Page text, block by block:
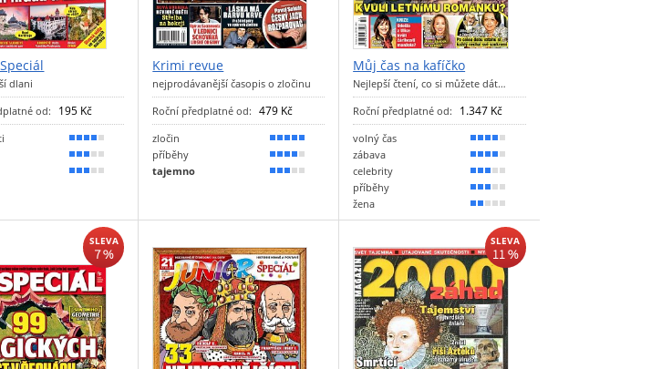
dlani
od: 195 Kč
80 %
60 %
50 %
Krimi revue
nejprodávanější časopis o zločinu
Roční předplatné od: 479 Kč
zločin
90 %
příběhy
70 %
tajemno
60 %
Můj čas na kafíčko
Nejlepší čtení, co si můžete dát…
Roční předplatné od: 1.347 Kč
volný čas
80 %
zábava
70 %
celebrity
60 %
příběhy
50 %
žena
30 %
SLEVA
7 %
SLEVA
11 %